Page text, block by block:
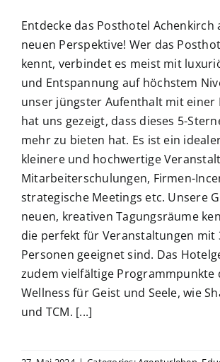
Entdecke das Posthotel Achenkirch
neuen Perspektive! Wer das
kennt, verbindet es meist mit
und Entspannung auf höchstem
unser jüngster Aufenthalt mit einer
hat uns gezeigt, dass dieses 5-
mehr zu bieten hat. Es ist ein
kleinere und hochwertige
Mitarbeiterschulungen, Firmen-
strategische Meetings etc. Unsere
neuen, kreativen Tagungsräume
die perfekt für Veranstaltungen mit
Personen geeignet sind. Das
zudem vielfältige Programmpunkte
Wellness für Geist und Seele, wie
und TCM. [...]